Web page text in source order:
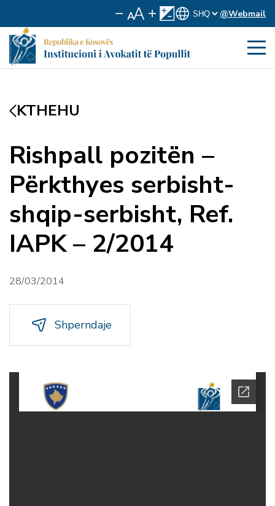
@Webmail
KTHEHU
Rishpall pozitën –
Përkthyes serbisht-
shqip-serbisht, Ref.
IAPK – 2/2014
28/03/2014
Shperndaje